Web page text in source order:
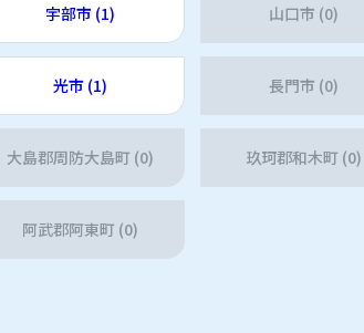
宇部市 (1) 山口市 (0)
光市 (1) 長門市 (0)
大島郡周防大島町 (0) 玖珂郡和木町 (0)
阿武郡阿東町 (0)